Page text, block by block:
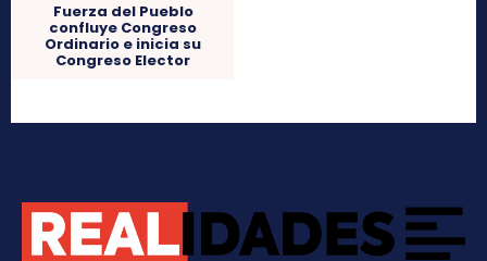
Fuerza del Pueblo
confluye Congreso
Ordinario e inicia su
Congreso Elector